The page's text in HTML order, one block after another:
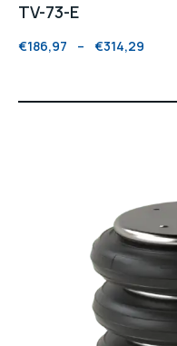
TV-73-E
€186,97 – €314,29